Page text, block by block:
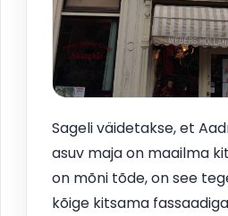
Sageli väidetakse, et
asuv maja on maailma
on mõni tõde, on see
kõige kitsama